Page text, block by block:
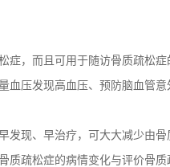
症，而且可用于随访骨质疏松
血压发现高血压、预防脑血管意
发现、早治疗，可大大减少由
质疏松症的病情变化与评价骨